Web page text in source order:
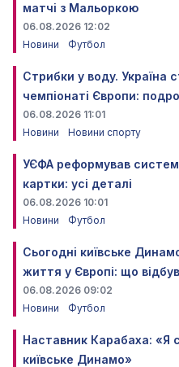
матчі з Мальоркою
06.08.2026 12:02
Новини
Футбол
Стрибки у воду. Україна
чемпіонаті Європи:
06.08.2026 11:01
Новини
Новини спорту
УЄФА реформував
картки: усі деталі
06.08.2026 10:01
Новини
Футбол
Сьогодні київське
життя у Європі: що
06.08.2026 09:02
Новини
Футбол
Наставник Карабаха: «Я
київське Динамо»